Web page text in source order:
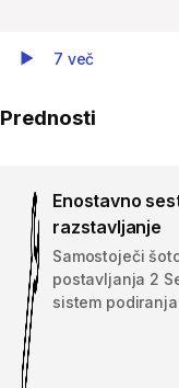
Play Video
7 več
Prednosti
Enostavno
razstavljanje
Samostoječi
postavljanja 2
sistem